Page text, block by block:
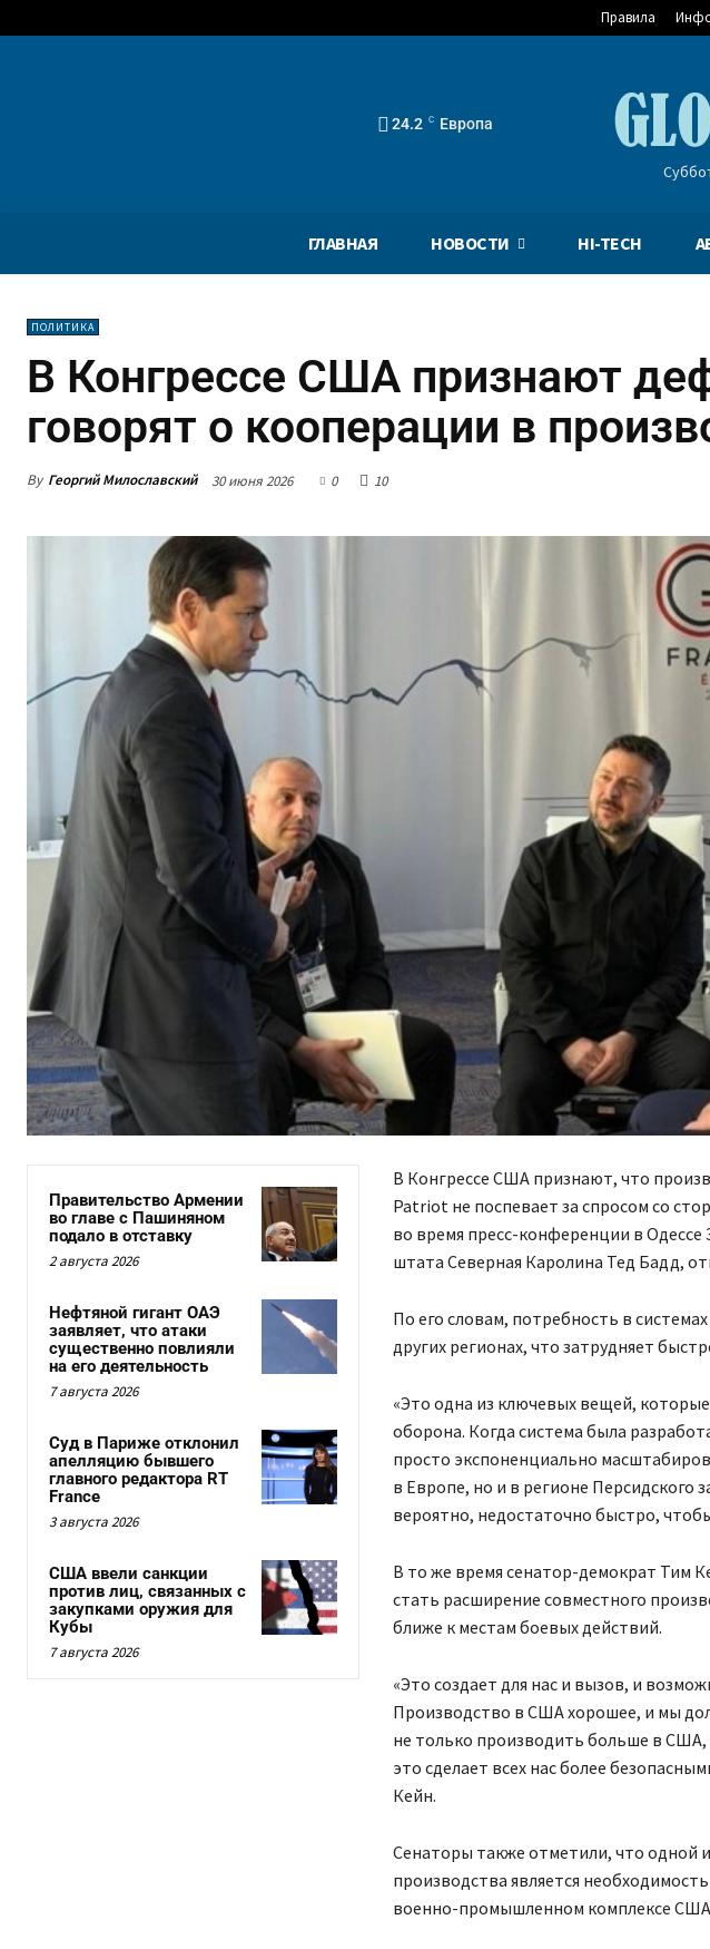
Правила
24.2 C Европа
ГЛАВНАЯ НОВОСТИ HI-TECH
ПОЛИТИКА
В Конгрессе США признают
говорят о кооперации в
By Георгий Милославский 30 июня 2026 0 10
Правительство Армении
во главе с Пашиняном
подало в отставку
2 августа 2026
Нефтяной гигант ОАЭ
заявляет, что атаки
существенно повлияли
на его деятельность
7 августа 2026
Суд в Париже отклонил
апелляцию бывшего
главного редактора RT
France
3 августа 2026
США ввели санкции
против лиц, связанных с
закупками оружия для
Кубы
7 августа 2026
В Конгрессе США признают, что
Patriot не поспевает за спросом со
во время пресс-конференции в Одессе
штата Северная Каролина Тед Бадд,
По его словам, потребность в
других регионах, что затрудняет
«Это одна из ключевых вещей,
оборона. Когда система была
просто экспоненциально
в Европе, но и в регионе Персидского
вероятно, недостаточно быстро,
В то же время сенатор-демократ Тим
стать расширение совместного
ближе к местам боевых действий.
«Это создает для нас и вызов, и
Производство в США хорошее, и мы
не только производить больше в США,
это сделает всех нас более
Кейн.
Сенаторы также отметили, что одной
производства является
военно-промышленном комплексе